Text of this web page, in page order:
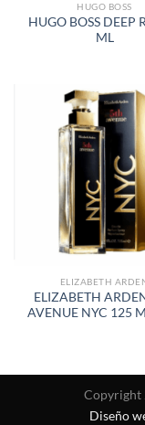
HUGO BOSS
HUGO BOSS DEEP
ML
ELIZABETH
ELIZABETH
AVENUE NYC 125
Copyright
Diseño